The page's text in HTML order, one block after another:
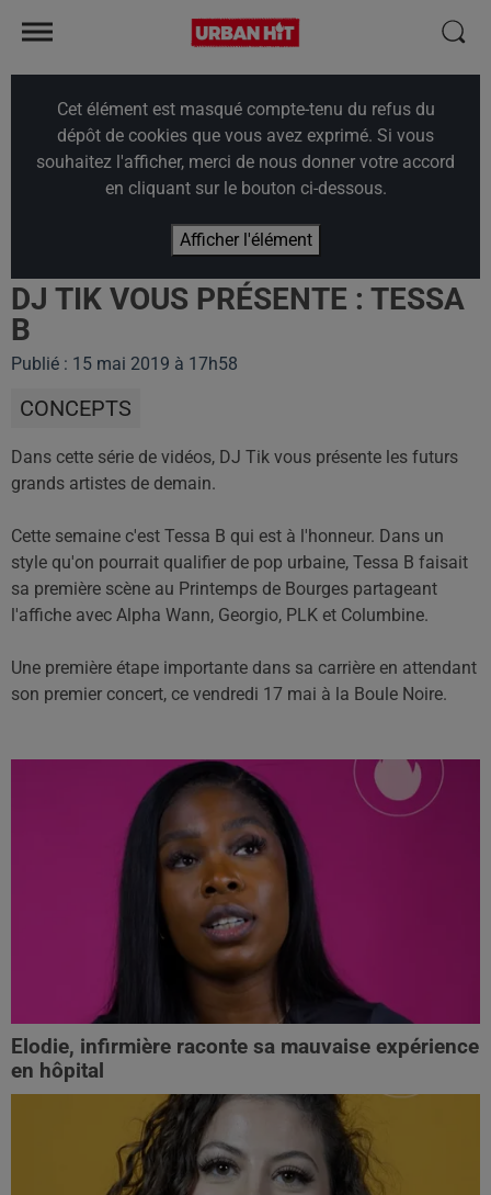
Cet élément est masqué compte-tenu du refus du
dépôt de cookies que vous avez exprimé. Si vous
souhaitez l'afficher, merci de nous donner votre accord
en cliquant sur le bouton ci-dessous.
Afficher l'élément
DJ TIK VOUS PRÉSENTE : TESSA
B
Publié : 15 mai 2019 à 17h58
CONCEPTS
Dans cette série de vidéos, DJ Tik vous présente les futurs
grands artistes de demain.
Cette semaine c'est Tessa B qui est à l'honneur. Dans un
style qu'on pourrait qualifier de pop urbaine, Tessa B faisait
sa première scène au Printemps de Bourges partageant
l'affiche avec Alpha Wann, Georgio, PLK et Columbine.
Une première étape importante dans sa carrière en attendant
son premier concert, ce vendredi 17 mai à la Boule Noire.
Elodie, infirmière raconte sa mauvaise expérience
en hôpital